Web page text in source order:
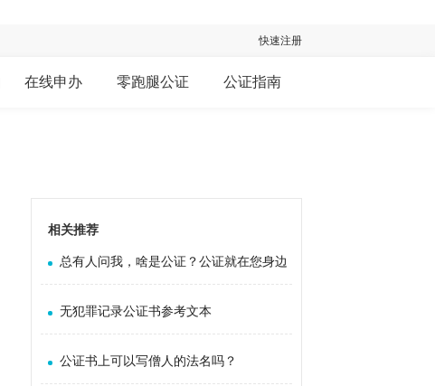
快速注册
在线申办 零跑腿公证 公证指南
相关推荐
总有人问我，啥是公证？公证就在您身边
无犯罪记录公证书参考文本
公证书上可以写僧人的法名吗？